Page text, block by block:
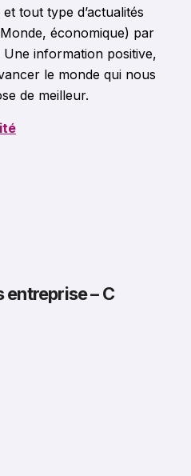
tout type d’actualités
économique) par
information positive,
le monde qui nous
de meilleur.
– C